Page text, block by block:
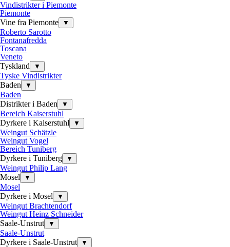
Vindistrikter i Piemonte
Piemonte
Vine fra Piemonte
▼
Roberto Sarotto
Fontanafredda
Toscana
Veneto
Tyskland
▼
Tyske Vindistrikter
Baden
▼
Baden
Distrikter i Baden
▼
Bereich Kaiserstuhl
Dyrkere i Kaiserstuhl
▼
Weingut Schätzle
Weingut Vogel
Bereich Tuniberg
Dyrkere i Tuniberg
▼
Weingut Philip Lang
Mosel
▼
Mosel
Dyrkere i Mosel
▼
Weingut Brachtendorf
Weingut Heinz Schneider
Saale-Unstrut
▼
Saale-Unstrut
Dyrkere i Saale-Unstrut
▼